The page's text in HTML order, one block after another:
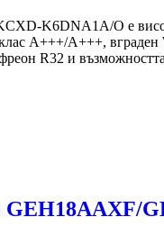
K6DNA1A/O е
A+++/A+++,
R32 и